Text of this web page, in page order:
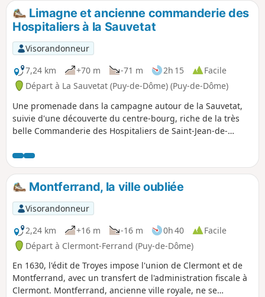
Limagne et ancienne commanderie des
Hospitaliers à la Sauvetat
Visorandonneur
7,24 km
+70 m -71 m 2h 15
Facile
Départ à La Sauvetat (Puy-de-Dôme) (Puy-de-Dôme)
Une promenade dans la campagne autour de la Sauvetat,
suivie d'une découverte du centre-bourg, riche de la très
belle Commanderie des Hospitaliers de Saint-Jean-de-
Montferrand, la ville oubliée
Visorandonneur
2,24 km
+16 m -16 m 0h 40
Facile
Départ à Clermont-Ferrand (Puy-de-Dôme)
En 1630, l'édit de Troyes impose l'union de Clermont et de
Montferrand, avec un transfert de l'administration fiscale à
Clermont. Montferrand, ancienne ville royale, ne se